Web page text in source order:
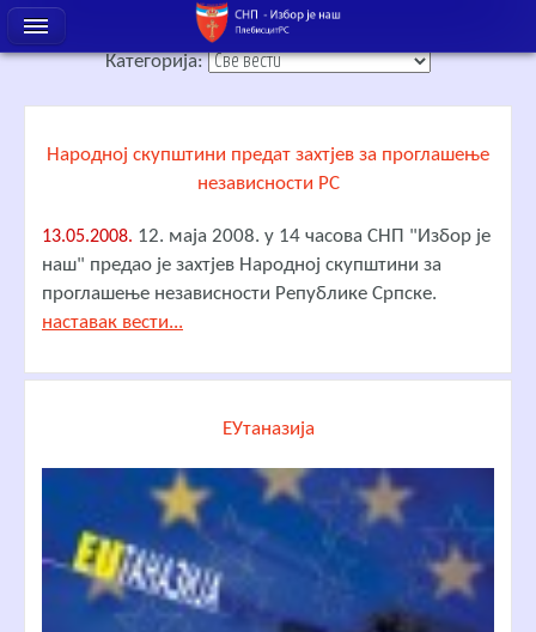
Категорија:
Народној скупштини предат захтјев за проглашење
независности РС
13.05.2008. 12. маја 2008. у 14 часова СНП "Избор је
наш" предао је захтјев Народној скупштини за
проглашење независности Републике Српске.
наставак вести...
ЕУтаназија